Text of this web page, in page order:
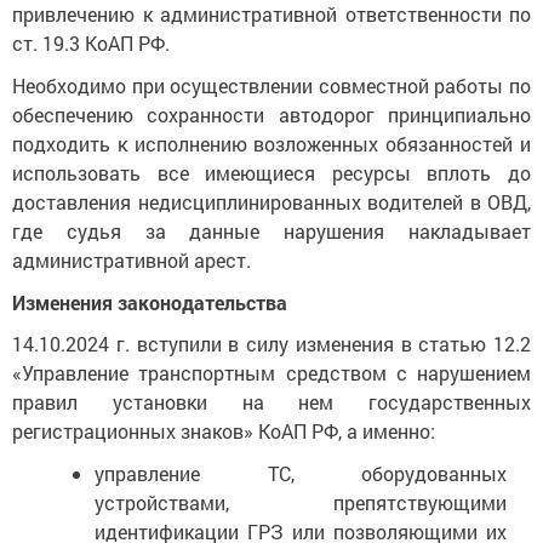
привлечению к административной ответственности по
ст. 19.3 КоАП РФ.
Необходимо при осуществлении совместной работы по
обеспечению сохранности автодорог принципиально
подходить к исполнению возложенных обязанностей и
использовать все имеющиеся ресурсы вплоть до
доставления недисциплинированных водителей в ОВД,
где судья за данные нарушения накладывает
административной арест.
Изменения законодательства
14.10.2024 г. вступили в силу изменения в статью 12.2
«Управление транспортным средством с нарушением
правил установки на нем государственных
регистрационных знаков» КоАП РФ, а именно:
управление ТС, оборудованных
устройствами, препятствующими
идентификации ГРЗ или позволяющими их